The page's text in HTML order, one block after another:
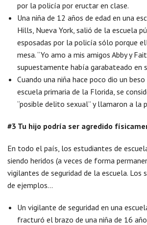
por la policía por eructar en clase.
Una niña de 12 años de edad en una
Hills, Nueva York, salió de la escuela
esposadas por la policía sólo porque
mesa. “Yo amo a mis amigos Abby y
supuestamente había garabateado en
Cuando una niña hace poco dio un
escuela primaria de la Florida, se
“posible delito sexual” y llamaron a la
#3 Tu hijo podría ser agredido
En todo el país, los estudiantes de
siendo heridos (a veces de forma
vigilantes de seguridad de la escuela. Los
de ejemplos…
Un vigilante de seguridad en una
fracturó el brazo de una niña de 16